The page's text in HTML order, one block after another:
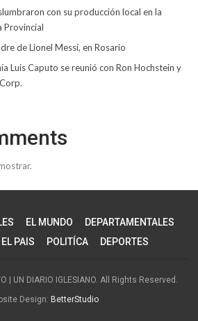
con su producción local en la
Provincial
de Lionel Messi, en Rosario
Luis Caputo se reunió con Ron Hochstein y
EL MUNDO
DEPARTAMENTALES
EL PAIS POLITÍCA DEPORTES
| UN DIARIO IGLESIANO. All Rights Reserved.
Design: BetterStudio